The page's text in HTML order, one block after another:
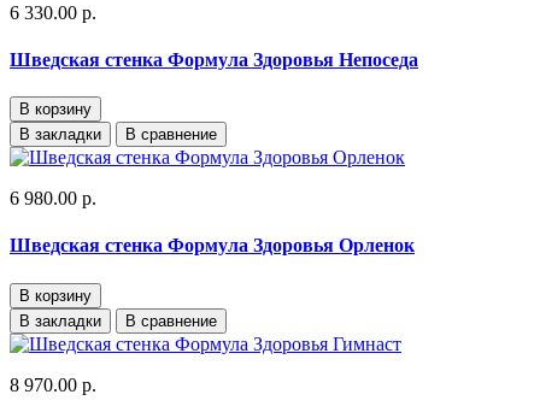
6 330.00 р.
Шведская стенка Формула Здоровья Непоседа
В корзину
В закладки
В сравнение
6 980.00 р.
Шведская стенка Формула Здоровья Орленок
В корзину
В закладки
В сравнение
8 970.00 р.